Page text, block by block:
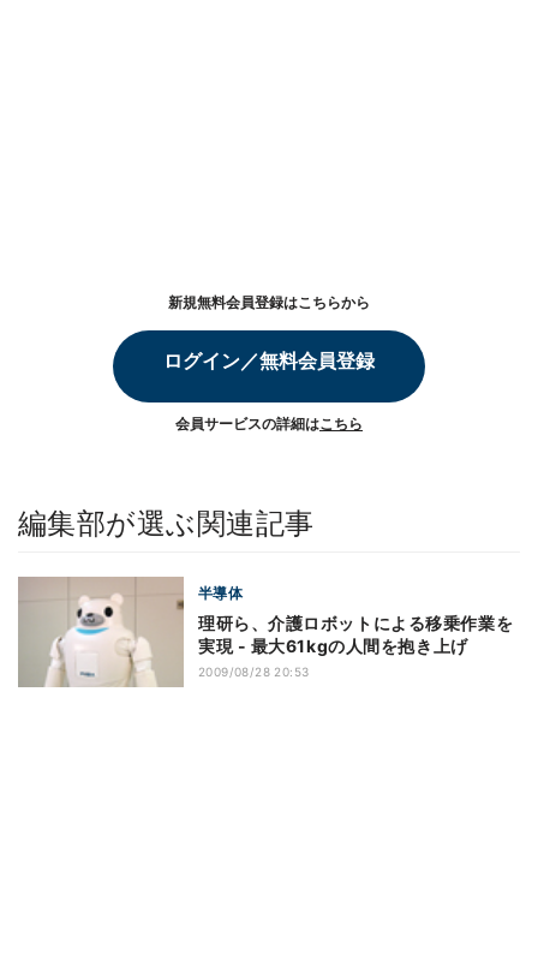
新規無料会員登録はこちらから
ログイン／無料会員登録
会員サービスの詳細はこちら
編集部が選ぶ関連記事
半導体
理研ら、介護ロボットによる移乗作業を
実現 - 最大61kgの人間を抱き上げ
2009/08/28 20:53